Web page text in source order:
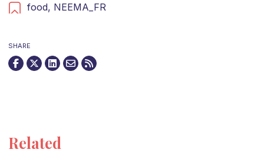
food, NEEMA_FR
SHARE
Related